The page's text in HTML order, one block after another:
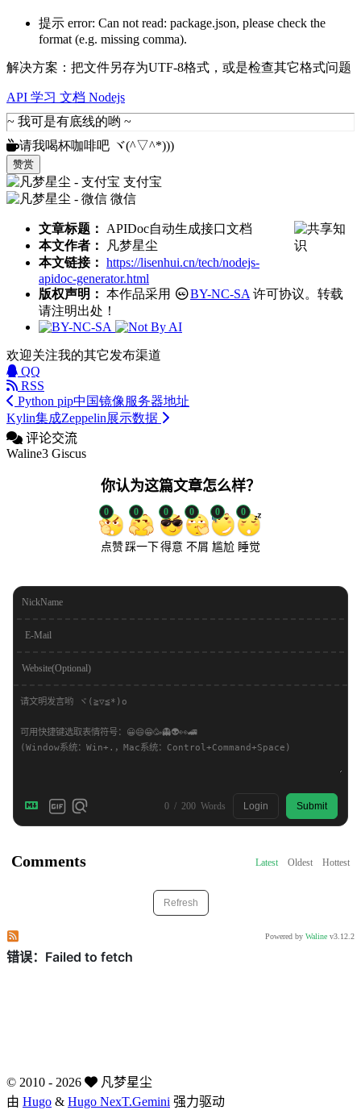
提示 error: Can not read: package.json, please check the
format (e.g. missing comma).
解决方案：把文件另存为UTF-8格式，或是检查其它格式问题
API 学习 文档 Nodejs
请我喝杯咖啡吧 ヾ(^▽^*)))
赞赏
支付宝
微信
文章标题：
APIDoc自动生成接口文档
本文作者：
凡梦星尘
本文链接： https://lisenhui.cn/tech/nodejs-
apidoc-generator.html
版权声明： 本作品采用 BY-NC-SA 许可协议。转载
请注明出处！
欢迎关注我的其它发布渠道
QQ
RSS
Python pip中国镜像服务器地址
Kylin集成Zeppelin展示数据
评论交流
Waline3 Giscus
你认为这篇文章怎么样？
0
点赞
0
踩一下
0
得意
0
不屑
0
尴尬
0
睡觉
NickName
E-Mail
Website(Optional)
0 / 200 Words Login Submit
Comments Latest Oldest Hottest
Refresh
Powered by Waline v3.12.2
© 2010 - 2026
凡梦星尘
由 Hugo & Hugo NexT.Gemini 强力驱动